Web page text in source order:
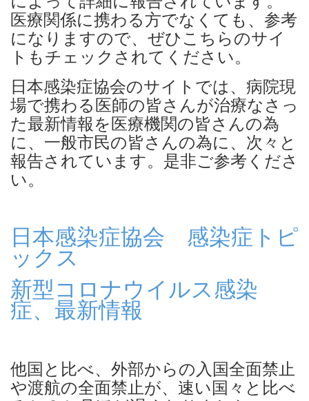
医療関係に携わる方でなくても、参考
になりますので、ぜひこちらのサイ
トもチェックされてください。
日本感染症協会のサイトでは、病院現
場で携わる医師の皆さんが治療なさっ
た最新情報を医療機関の皆さんの為
に、一般市民の皆さんの為に、次々と
報告されています。是非ご参考くださ
い。
日本感染症協会 感染症トピ
ックス
新型コロナウイルス感染
症、最新情報
他国と比べ、外部からの入国全面禁止
や渡航の全面禁止が、 速い国々と比べ